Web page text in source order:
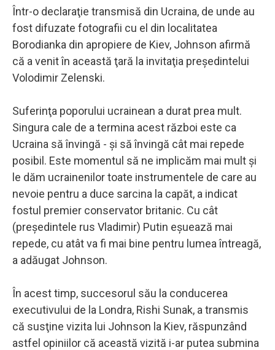
Într-o declaraţie transmisă din Ucraina, de unde au
fost difuzate fotografii cu el din localitatea
Borodianka din apropiere de Kiev, Johnson afirmă
că a venit în această ţară la invitaţia preşedintelui
Volodimir Zelenski.
Suferinţa poporului ucrainean a durat prea mult.
Singura cale de a termina acest război este ca
Ucraina să învingă - şi să învingă cât mai repede
posibil. Este momentul să ne implicăm mai mult şi
le dăm ucrainenilor toate instrumentele de care au
nevoie pentru a duce sarcina la capăt, a indicat
fostul premier conservator britanic. Cu cât
(preşedintele rus Vladimir) Putin eşuează mai
repede, cu atât va fi mai bine pentru lumea întreagă,
a adăugat Johnson.
În acest timp, succesorul său la conducerea
executivului de la Londra, Rishi Sunak, a transmis
că susţine vizita lui Johnson la Kiev, răspunzând
astfel opiniilor că această vizită i-ar putea submina